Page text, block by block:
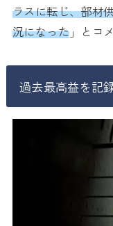
ラスに転じ、部材
況になった」とコ
過去最高益を記